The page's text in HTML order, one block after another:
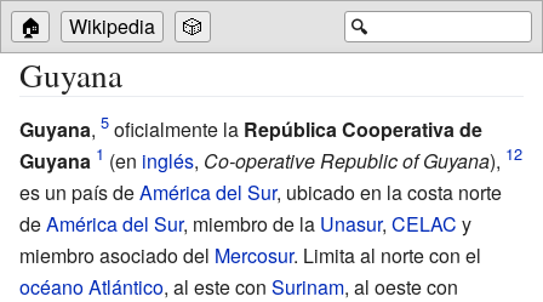
🔍
🏠 Wikipedia 🎲
Guyana
Guyana, oficialmente la República Cooperativa de
Guyana
(en inglés, Co-operative Republic of Guyana),
es un país deAmérica del Sur, ubicado en la costa norte
deAmérica del Sur, miembro de la Unasur, CELAC y
miembro asociado del Mercosur. Limita al norte con el
océano Atlántico, al este con Surinam, al oeste con